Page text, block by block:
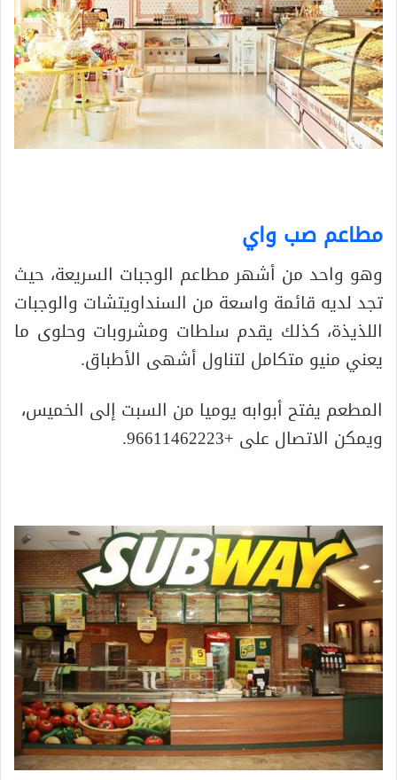
مطاعم صب واي
وهو واحد من أشهر مطاعم الوجبات السريعة، حيث
تجد لديه قائمة واسعة من السنداويتشات والوجبات
اللذيذة، كذلك يقدم سلطات ومشروبات وحلوى ما
يعني منيو متكامل لتناول أشهى الأطباق.
المطعم يفتح أبوابه يوميا من السبت إلى الخميس،
ويمكن الاتصال على +96611462223.